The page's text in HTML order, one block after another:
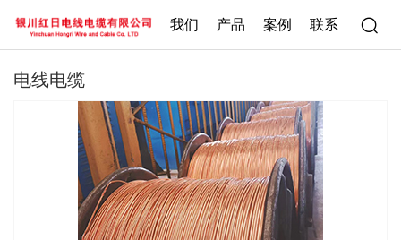
我们 产品 案例 联系
电线电缆